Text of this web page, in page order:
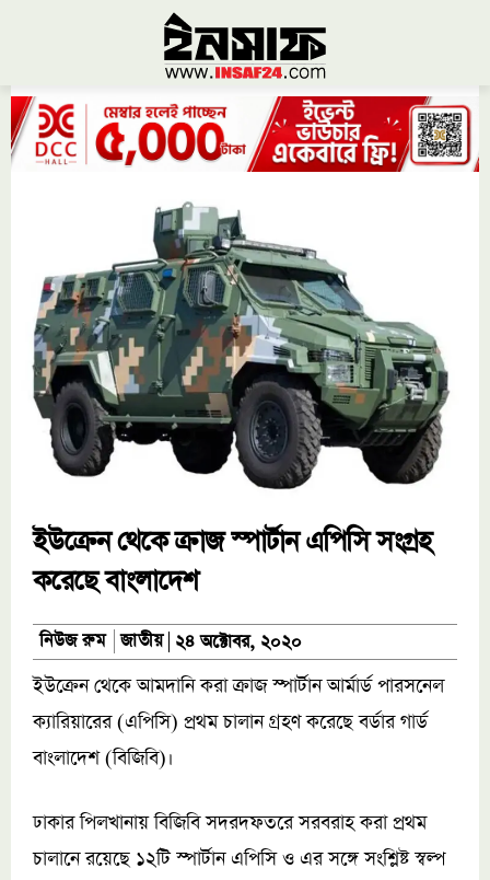
ইউক্রেন থেকে ক্রাজ স্পার্টান এপিসি সংগ্রহ
করেছে বাংলাদেশ
নিউজ রুম জাতীয় ২৪ অক্টোবর, ২০২০
ইউক্রেন থেকে আমদানি করা ক্রাজ স্পার্টান আর্মার্ড পারসনেল
ক্যারিয়ারের (এপিসি) প্রথম চালান গ্রহণ করেছে বর্ডার গার্ড
বাংলাদেশ (বিজিবি)।
ঢাকার পিলখানায় বিজিবি সদরদফতরে সরবরাহ করা প্রথম
চালানে রয়েছে ১২টি স্পার্টান এপিসি ও এর সঙ্গে সংশ্লিষ্ট স্বল্প